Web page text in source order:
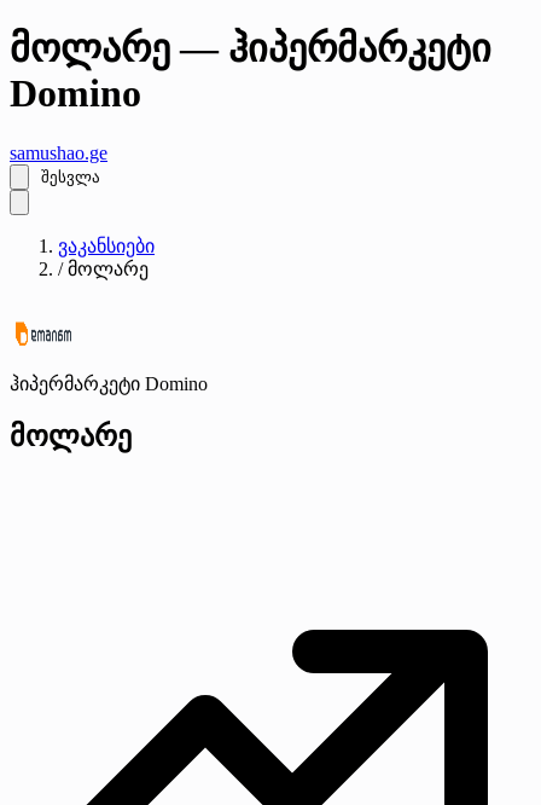
მოლარე — ჰიპერმარკეტი
Domino
samushao.ge
შესვლა
ვაკანსიები
/ მოლარე
ჰიპერმარკეტი Domino
მოლარე